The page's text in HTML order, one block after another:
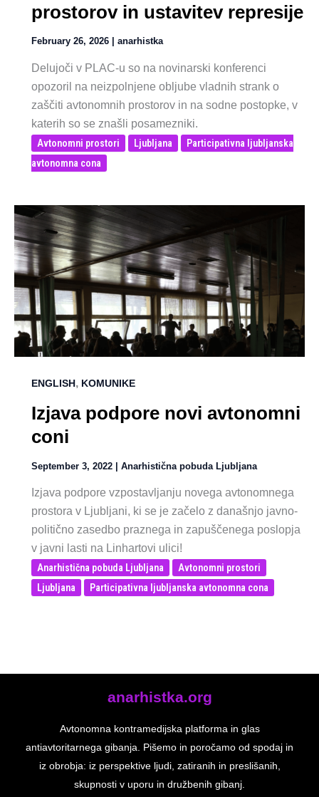
prostorov in ustavitev represije
February 26, 2026 anarhistka
Delujoči v PLAC-u so na novinarski konferenci
opozoril na neizpolnjene obljube vladnih strank o
zaščiti avtonomnih prostorov in na sodne postopke, v
katerih so se znašli posamezniki.
Avtonomni prostori Ljubljana
Participativna ljubljanska
avtonomna cona
ENGLISH, KOMUNIKE
Izjava podpore novi avtonomni
coni
September 3, 2022 | Anarhistična pobuda Ljubljana
Izjava podpore vzpostavljanju novega avtonomnega
prostora v Ljubljani, ki se je začelo z današnjo javno-
politično zasedbo praznega in zapuščenega poslopja
v javni lasti na Linhartovi ulici!
Anarhistična pobuda Ljubljana
Avtonomni prostori
Ljubljana
Participativna ljubljanska avtonomna cona
anarhistka.org
Avtonomna kontramedijska platforma in glas
antiavtoritarnega gibanja. Pišemo in poročamo od spodaj in
iz obrobja: iz perspektive ljudi, zatiranih in preslišanih,
skupnosti v uporu in družbenih gibanj.